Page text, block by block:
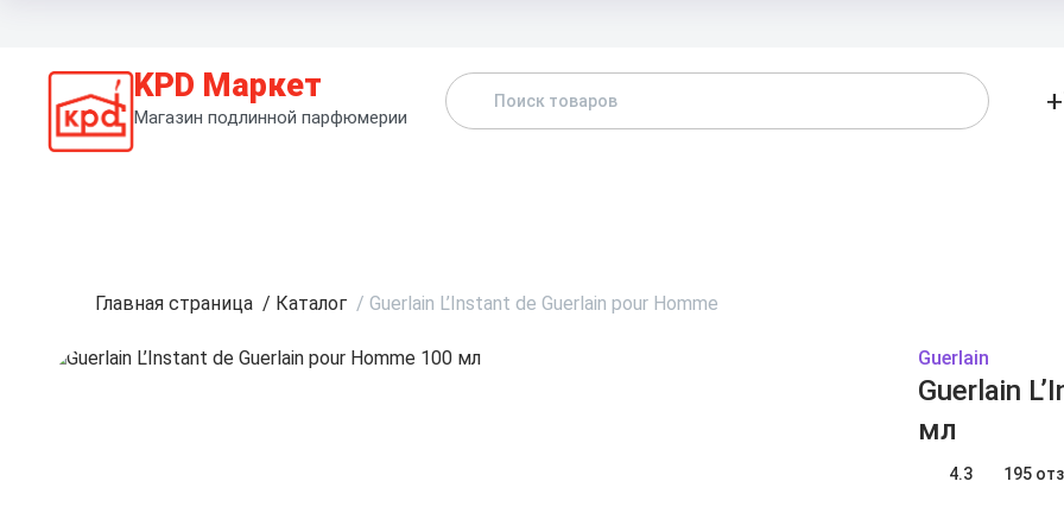
KPD Маркет
Магазин подлинной парфюмерии
Главная страница / Каталог / Guerlain L’Instant de Guerlain pour Homme
Guerlain
Guerlain
мл
4.3 195